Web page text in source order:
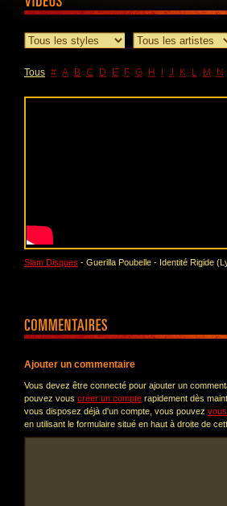
Tous # A B C D E F G H J K L M N
Slam Disques - Guerilla Poubelle - Identité Rigide
Ajouter un commentaire
Vous devez être connecté pour ajouter un
pouvez vous créer un compte rapidement dès
vous disposez déjà d'un compte, vous pouvez
en utilisant le formulaire situé en haut à droite de